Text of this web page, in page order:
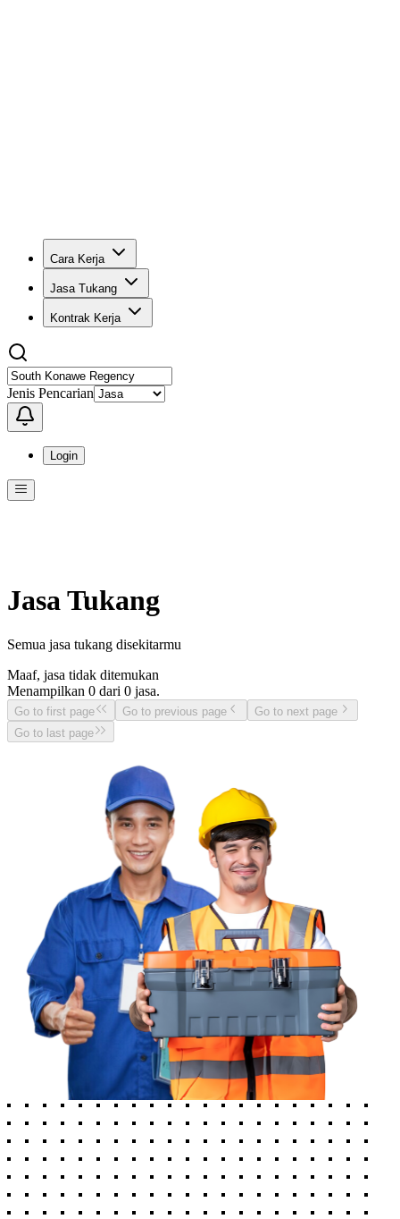
Cara Kerja
Jasa Tukang
Kontrak Kerja
Jenis Pencarian
Login
Jasa Tukang
Semua jasa tukang disekitarmu
Maaf, jasa tidak ditemukan
Menampilkan 0 dari 0 jasa.
Go to first page Go to previous page
Go to next page
Go to last page